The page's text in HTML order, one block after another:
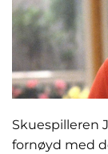
Skuespilleren
fornøyd med